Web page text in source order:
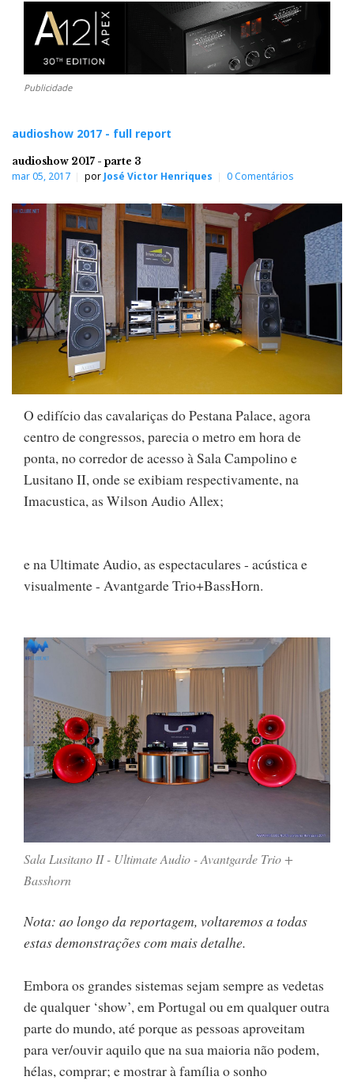
Publicidade
audioshow 2017 - full report
audioshow 2017 - parte 3
mar 05, 2017 por José Victor Henriques 0 Comentários
O edifício das cavalariças do Pestana Palace, agora
centro de congressos, parecia o metro em hora de
ponta, no corredor de acesso à Sala Campolino e
Lusitano II, onde se exibiam respectivamente, na
Imacustica, as Wilson Audio Allex;
e na Ultimate Audio, as espectaculares - acústica e
visualmente - Avantgarde Trio+BassHorn.
Sala Lusitano II - Ultimate Audio - Avantgarde Trio +
Basshorn
Nota: ao longo da reportagem, voltaremos a todas
estas demonstrações com mais detalhe.
Embora os grandes sistemas sejam sempre as vedetas
de qualquer ‘show’, em Portugal ou em qualquer outra
parte do mundo, até porque as pessoas aproveitam
para ver/ouvir aquilo que na sua maioria não podem,
hélas, comprar; e mostrar à família o sonho